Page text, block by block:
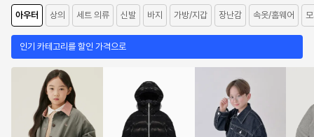
아우터 상의 세트 의류 신발 바지 가방/지갑 장난감 속옷/홈웨어
인기 카테고리를 할인 가격으로